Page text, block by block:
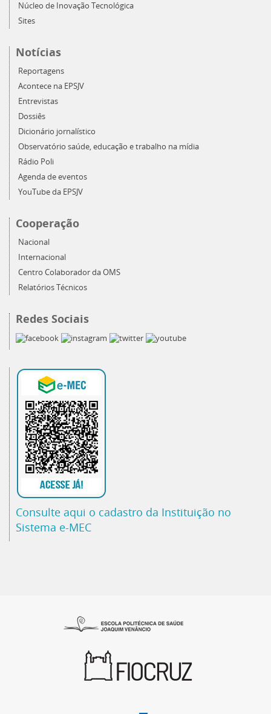
Núcleo de Inovação Tecnológica
Sites
Notícias
Reportagens
Acontece na EPSJV
Entrevistas
Dossiês
Dicionário jornalístico
Observatório saúde, educação e trabalho na mídia
Rádio Poli
Agenda de eventos
YouTube da EPSJV
Cooperação
Nacional
Internacional
Centro Colaborador da OMS
Relatórios Técnicos
Redes Sociais
Consulte aqui o cadastro da Instituição no
Sistema e-MEC